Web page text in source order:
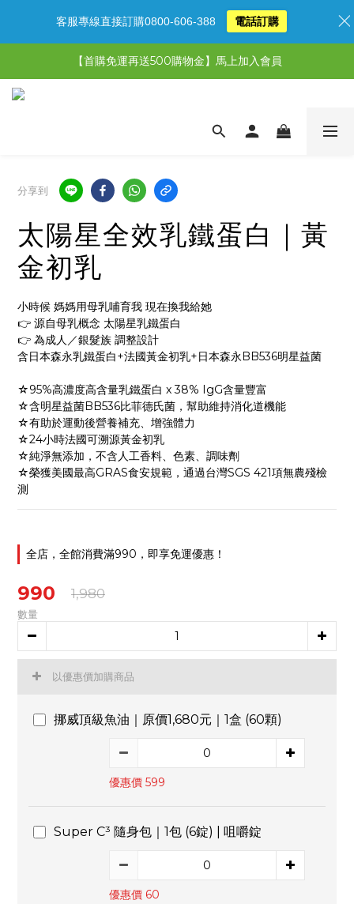
【限時特惠】全館滿1,000送500購物金！
【限時特惠】超值5選3，最高現省1,770元
【首購免運再送500購物金】馬上加入會員
分享到
太陽星全效乳鐵蛋白｜黃
金初乳
小時候 媽媽用母乳哺育我 現在換我給她
👉 源自母乳概念 太陽星乳鐵蛋白
👉 為成人／銀髮族 調整設計
含日本森永乳鐵蛋白+法國黃金初乳+日本森永BB536明星益菌
☆95%高濃度高含量乳鐵蛋白 x 38% IgG含量豐富
☆含明星益菌BB536比菲德氏菌，幫助維持消化道機能
☆有助於運動後營養補充、增強體力
☆24小時法國可溯源黃金初乳
☆純淨無添加，不含人工香料、色素、調味劑
☆榮獲美國最高GRAS食安規範，通過台灣SGS 421項無農殘檢
測
全店，全館消費滿990，即享免運優惠！
990 1,980
數量
以優惠價加購商品
挪威頂級魚油｜原價1,680元｜1盒 (60顆)
優惠價 599
Super C³ 隨身包｜1包 (6錠) | 咀嚼錠
優惠價 60
客服專線直接訂購0800-606-388 電話訂購